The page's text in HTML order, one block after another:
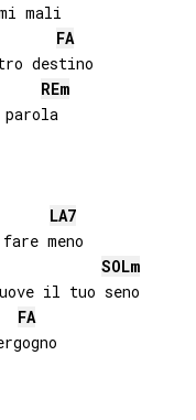
mali
FA
destino
REm
LA7
meno
SOLm
il tuo seno
FA